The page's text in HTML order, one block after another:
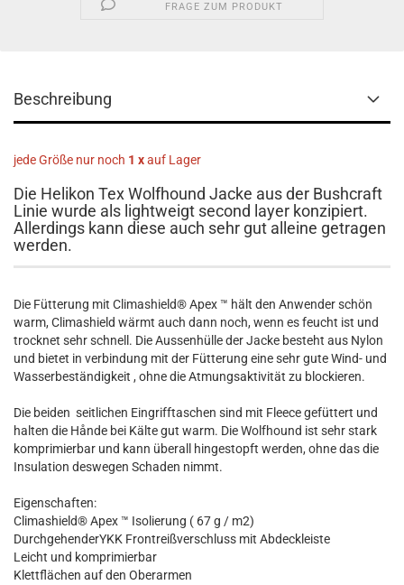
FRAGE ZUM PRODUKT
Beschreibung
jede Größe nur noch 1 xauf Lager
Die Helikon Tex Wolfhound Jacke aus der Bushcraft
Linie wurde als lightweigt second layer konzipiert.
Allerdings kann diese auch sehr gut alleine getragen
werden.
Die Fütterung mit Climashield® Apex ™ hält den Anwender schön
warm, Climashield wärmt auch dann noch, wenn es feucht ist und
trocknet sehr schnell. Die Aussenhülle der Jacke besteht aus Nylon
und bietet in verbindung mit der Fütterung eine sehr gute Wind- und
Wasserbeständigkeit , ohne die Atmungsaktivität zu blockieren.
Die beiden seitlichen Eingrifftaschen sind mit Fleece gefüttert und
halten die Hånde bei Kälte gut warm. Die Wolfhound ist sehr stark
komprimierbar und kann überall hingestopft werden, ohne das die
Insulation deswegen Schaden nimmt.
Eigenschaften:
Climashield® Apex ™ Isolierung ( 67 g / m2)
DurchgehenderYKK Frontreißverschluss mit Abdeckleiste
Leicht und komprimierbar
Klettflächen auf den Oberarmen